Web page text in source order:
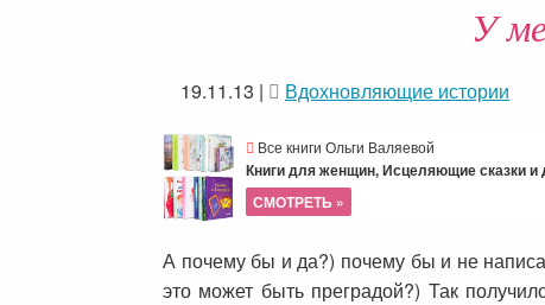
У
19.11.13 | Вдохновляющие истории
Все книги Ольги Валяевой
Книги для женщин, Исцеляющие сказки и
СМОТРЕТЬ »
А почему бы и да?) почему бы и не
это может быть преградой?) Так